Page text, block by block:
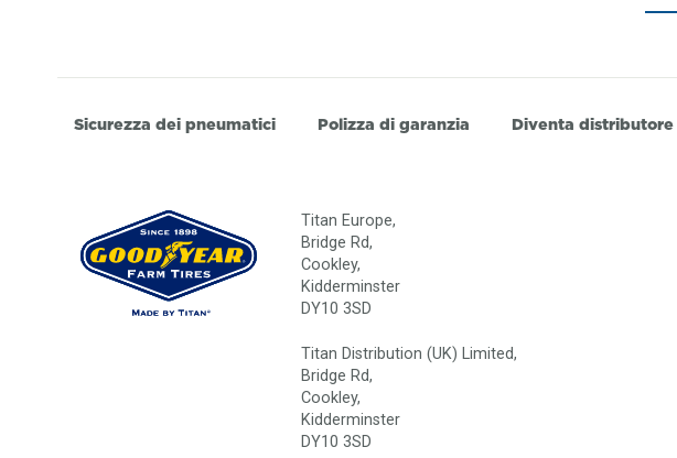
Sicurezza dei pneumatici Polizza di garanzia Diventa distributore
Titan Europe,
Bridge Rd,
Cookley,
Kidderminster
DY10 3SD
Titan Distribution (UK) Limited,
Bridge Rd,
Cookley,
Kidderminster
DY10 3SD